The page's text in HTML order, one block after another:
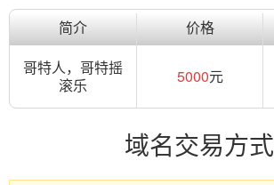
简介 价格
哥特人，哥特摇
滚乐
5000元
域名交易方式